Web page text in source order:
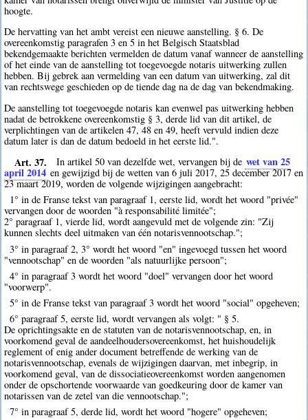
hoogte.
De hervatting van het ambt vereist een nieuwe aanstelling. § 6. De
overeenkomstig paragrafen 3 en 5 in het Belgisch Staatsblad
bekendgemaakte berichten vermelden de datum vanaf wanneer de aanstelling
of het einde van de aanstelling tot toegevoegde notaris uitwerking zullen
hebben. Bij gebrek aan vermelding van een datum van uitwerking, zal dit
van rechtswege geschieden op de tiende dag na de dag van bekendmaking.
De aanstelling tot toegevoegde notaris kan evenwel pas uitwerking hebben
nadat de betrokkene overeenkomstig § 3, derde lid van dit artikel, de
verplichtingen van de artikelen 47, 48 en 49, heeft vervuld indien deze
datum later is dan de datum bedoeld in het eerste lid.".
Art. 37. In artikel 50 van dezelfde wet, vervangen bij de wet van 25
april 2014 en gewijzigd bij de wetten van 6 juli 2017, 25 december 2017 en
23 maart 2019, worden de volgende wijzigingen aangebracht:
1° in de Franse tekst van paragraaf 1, eerste lid, wordt het woord "privée"
vervangen door de woorden "à responsabilité limitée";
2° paragraaf 1, vierde lid, wordt aangevuld met de volgende zin: "Zij
kunnen slechts deel uitmaken van één notarisvennootschap.";
3° in paragraaf 2, 3° wordt het woord "en" ingevoegd tussen het woord
"vennootschap" en de woorden "als natuurlijke persoon";
4° in paragraaf 3 wordt het woord "doel" vervangen door het woord
"voorwerp".
5° in de Franse tekst van paragraaf 3 wordt het woord "social" opgeheven;
6° paragraaf 5, eerste lid, wordt vervangen als volgt: " § 5.
De oprichtingsakte en de statuten van de notarisvennootschap, en, in
voorkomend geval de aandeelhoudersovereenkomst, het huishoudelijk
reglement of enig ander document betreffende de werking van de
notarisvennootschap, evenals de wijzigingen daarvan, met inbegrip, in
voorkomend geval, van de dissociatieovereenkomst worden aangenomen
onder de opschortende voorwaarde van goedkeuring door de kamer van
notarissen van de zetel van die vennootschap.";
7° in paragraaf 5, derde lid, wordt het woord "hogere" opgeheven;